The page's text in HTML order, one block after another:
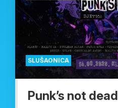
SLUŠAONICA
Punk’s not